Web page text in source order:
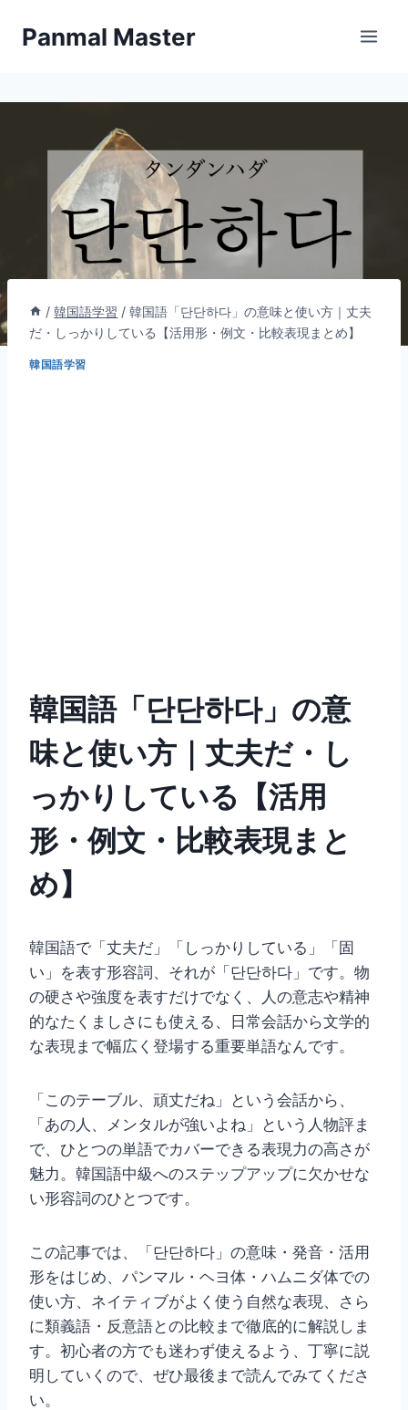
Panmal Master
/ 韓国語学習 / 韓国語「단단하다」の意味と使い方｜丈夫
だ・しっかりしている【活用形・例文・比較表現まとめ】
韓国語学習
韓国語「단단하다」の意
味と使い方｜丈夫だ・し
っかりしている【活用
形・例文・比較表現まと
め】
韓国語で「丈夫だ」「しっかりしている」「固
い」を表す形容詞、それが「단단하다」です。物
の硬さや強度を表すだけでなく、人の意志や精神
的なたくましさにも使える、日常会話から文学的
な表現まで幅広く登場する重要単語なんです。
「このテーブル、頑丈だね」という会話から、
「あの人、メンタルが強いよね」という人物評ま
で、ひとつの単語でカバーできる表現力の高さが
魅力。韓国語中級へのステップアップに欠かせな
い形容詞のひとつです。
この記事では、「단단하다」の意味・発音・活用
形をはじめ、パンマル・ヘヨ体・ハムニダ体での
使い方、ネイティブがよく使う自然な表現、さら
に類義語・反意語との比較まで徹底的に解説しま
す。初心者の方でも迷わず使えるよう、丁寧に説
明していくので、ぜひ最後まで読んでみてくださ
い。